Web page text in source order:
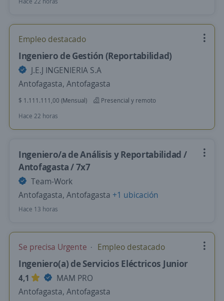
Empleo destacado
Ingeniero de Gestión (Reportabilidad)
J.E.J INGENIERIA S.A
Antofagasta, Antofagasta
$ 1.111.111,00 (Mensual)
Presencial y remoto
Hace 22 horas
Ingeniero/a de Análisis y Reportabilidad /
Antofagasta / 7x7
Team-Work
Antofagasta, Antofagasta +1 ubicación
Hace 13 horas
Se precisa Urgente Empleo destacado
Ingeniero(a) de Servicios Eléctricos Junior
4,1
MAM PRO
Antofagasta, Antofagasta